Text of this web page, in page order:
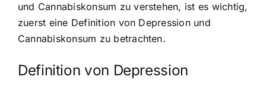
und Cannabiskonsum zu verstehen, ist es wichtig,
zuerst eine Definition von Depression und
Cannabiskonsum zu betrachten.
Definition von Depression